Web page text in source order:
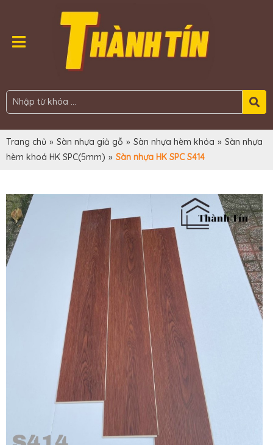
Trang chủ » Sàn nhựa giả gỗ » Sàn nhựa hèm khóa » Sàn nhựa
hèm khoá HK SPC(5mm) » Sàn nhựa HK SPC S414